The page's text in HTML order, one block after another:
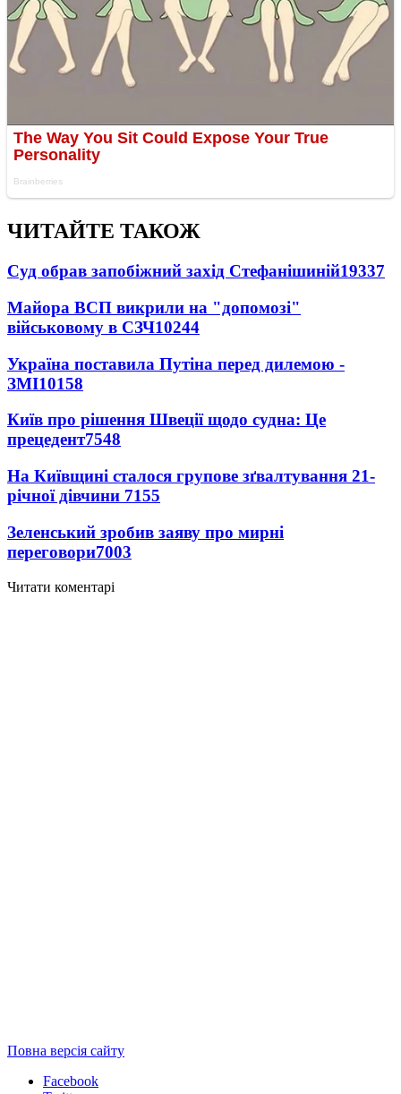
ЧИТАЙТЕ ТАКОЖ
Суд обрав запобіжний захід Стефанішиній19337
Майора ВСП викрили на "допомозі"
військовому в СЗЧ10244
Україна поставила Путіна перед дилемою -
ЗМІ10158
Київ про рішення Швеції щодо судна: Це
прецедент7548
На Київщині сталося групове зґвалтування 21-
річної дівчини 7155
Зеленський зробив заяву про мирні
переговори7003
Читати коментарі
Повна версія сайту
Facebook